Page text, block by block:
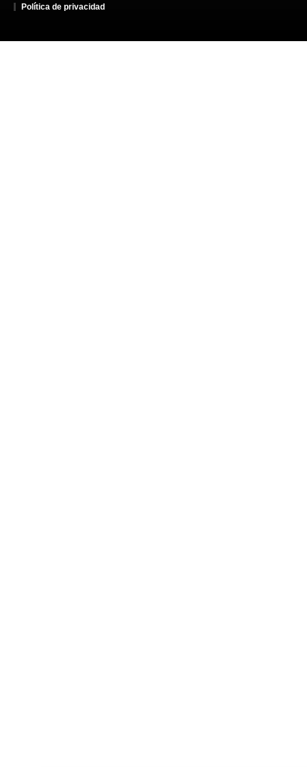
Política de privacidad